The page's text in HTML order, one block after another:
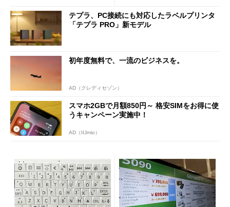
テプラ、PC接続にも対応したラベルプリンタ
「テプラ PRO」新モデル
初年度無料で、一流のビジネスを。
AD（クレディセゾン）
スマホ2GBで月額850円～ 格安SIMをお得に使
うキャンペーン実施中！
AD（IIJmio）